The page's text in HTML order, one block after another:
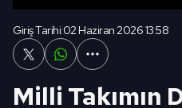
Giriş Tarihi:02 Haziran 2026 13:58
Milli Takımın